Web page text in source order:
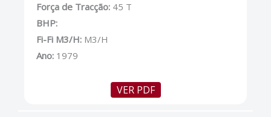
Força de Tracção: 45 T
BHP:
Fi-Fi M3/H: M3/H
Ano: 1979
VER PDF